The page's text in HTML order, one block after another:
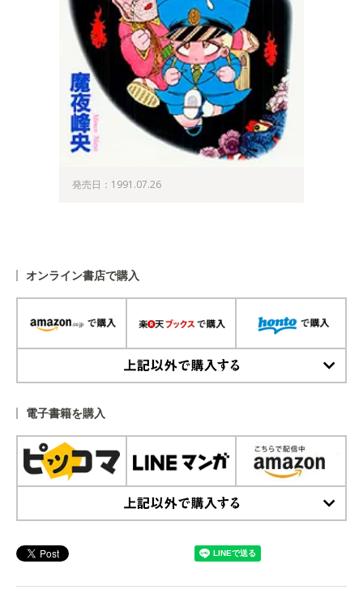
発売日：1991.07.26
オンライン書店で購入
電子書籍を購入